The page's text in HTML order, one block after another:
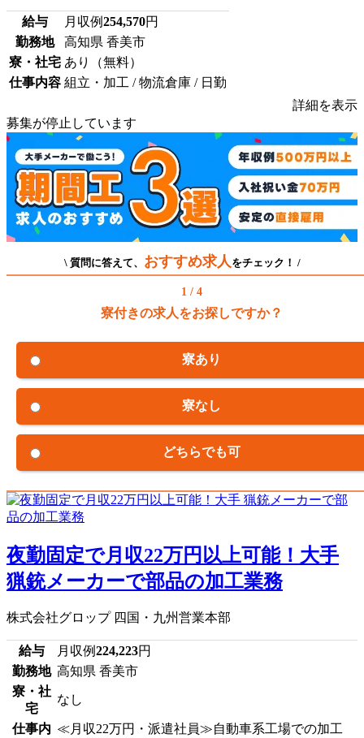
給与 月収例254,570円
勤務地
高知県 香美市
寮・社宅 あり（無料）
仕事内容 組立・加工 / 物流倉庫 / 日勤
詳細を表示
募集が停止しています
\ 質問に答えて、 おすすめ求人 をチェック！ /
1 / 4
寮付きの求人をお探しですか？
寮あり
寮なし
どちらでも可
夜勤固定で月収22万円以上可能！大手
猟銃メーカーで部品の加工業務
株式会社グロップ 四国・九州営業本部
給与 月収例224,223円
勤務地 高知県 香美市
寮・社
宅
なし
仕事内 ≪月収22万円・派遣社員≫自動車系工場での加工